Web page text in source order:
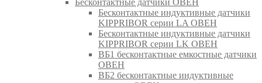
Бесконтактные индуктивные датчики
KIPPRIBOR серии LA ОВЕН
Бесконтактные индуктивные датчики
KIPPRIBOR серии LK ОВЕН
ВБ1 бесконтактные емкостные датчики
ОВЕН
ВБ2 бесконтактные индуктивные